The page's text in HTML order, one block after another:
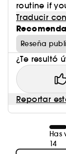
routine if
Traducir
Reseña
¿Te resultó
Reportar
Has
14